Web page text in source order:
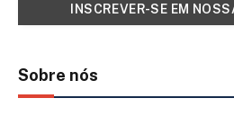
Sobre nós